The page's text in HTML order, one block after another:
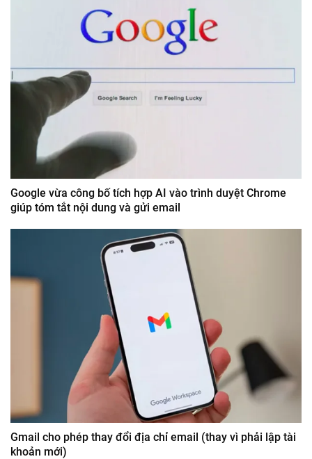
Google vừa công bố tích hợp AI vào trình duyệt Chrome
giúp tóm tắt nội dung và gửi email
Gmail cho phép thay đổi địa chỉ email (thay vì phải lập tài
khoản mới)